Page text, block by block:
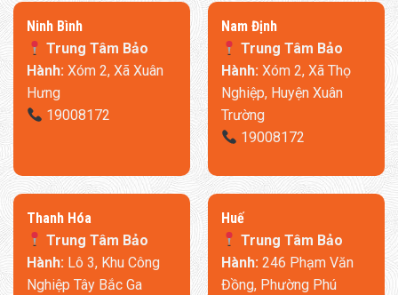
Ninh Bình
Trung Tâm Bảo
Hành:Xóm 2, Xã Xuân
Hưng
19008172
​Nam Định
Trung Tâm Bảo
Hành:Xóm 2, Xã Thọ
Nghiệp, Huyện Xuân
Trường
19008172
Thanh Hóa
Trung Tâm Bảo
Hành: Lô 3, Khu Công
Nghiệp Tây Bắc Ga
​Huế
Trung Tâm Bảo
Hành: 246 Phạm Văn
Đồng, Phường Phú